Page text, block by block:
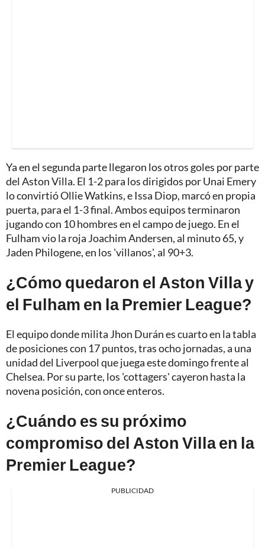
Ya en el segunda parte llegaron los otros goles por parte
del Aston Villa. El 1-2 para los dirigidos por Unai Emery
lo convirtió Ollie Watkins, e Issa Diop, marcó en propia
puerta, para el 1-3 final. Ambos equipos terminaron
jugando con 10 hombres en el campo de juego. En el
Fulham vio la roja Joachim Andersen, al minuto 65, y
Jaden Philogene, en los 'villanos', al 90+3.
¿Cómo quedaron el Aston Villa y
el Fulham en la Premier League?
El equipo donde milita Jhon Durán es cuarto en la tabla
de posiciones con 17 puntos, tras ocho jornadas, a una
unidad del Liverpool que juega este domingo frente al
Chelsea. Por su parte, los 'cottagers' cayeron hasta la
novena posición, con once enteros.
¿Cuándo es su próximo
compromiso del Aston Villa en la
Premier League?
PUBLICIDAD